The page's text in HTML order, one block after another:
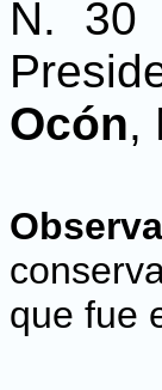
N. 30
Ocón,
que fue